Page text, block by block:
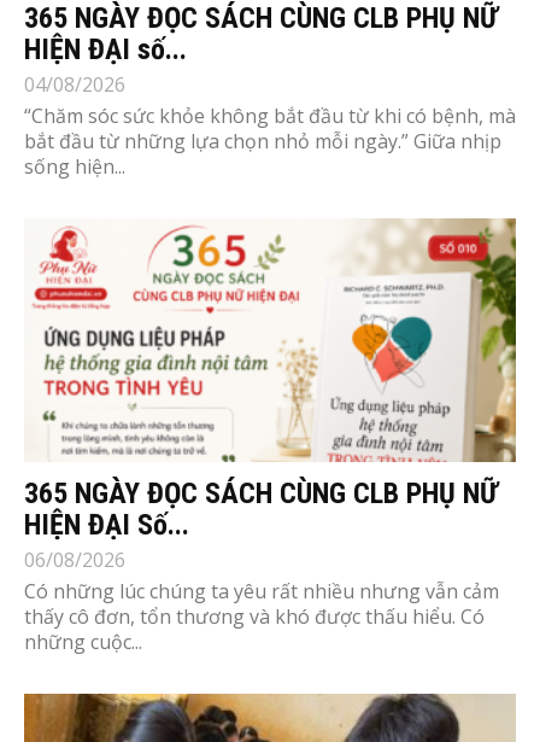
365 NGÀY ĐỌC SÁCH CÙNG CLB PHỤ NỮ
HIỆN ĐẠI số...
04/08/2026
“Chăm sóc sức khỏe không bắt đầu từ khi có bệnh, mà
bắt đầu từ những lựa chọn nhỏ mỗi ngày.” Giữa nhịp
sống hiện...
365 NGÀY ĐỌC SÁCH CÙNG CLB PHỤ NỮ
HIỆN ĐẠI Số...
06/08/2026
Có những lúc chúng ta yêu rất nhiều nhưng vẫn cảm
thấy cô đơn, tổn thương và khó được thấu hiểu. Có
những cuộc...